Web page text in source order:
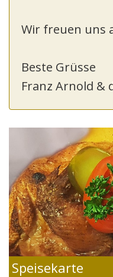
Wir freuen uns
Beste Grüsse
Franz Arnold &
Speisekarte